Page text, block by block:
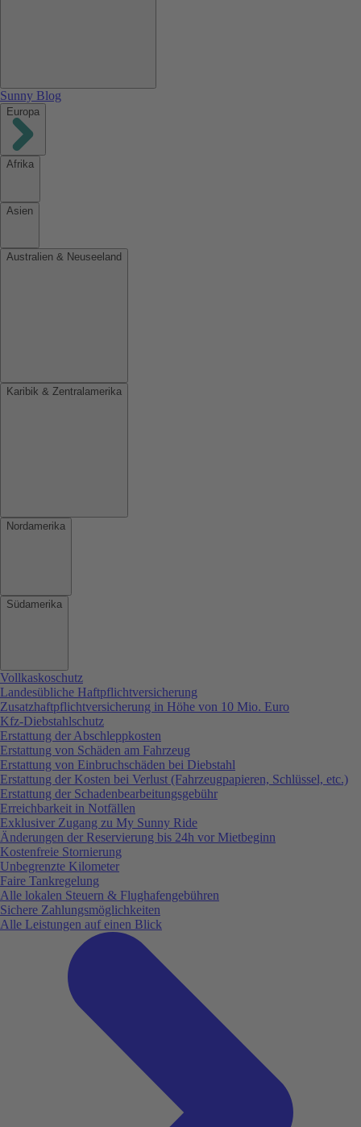
Sunny Blog
Europa
Afrika
Asien
Australien & Neuseeland
Karibik & Zentralamerika
Nordamerika
Südamerika
Vollkaskoschutz
Landesübliche Haftpflichtversicherung
Zusatzhaftpflichtversicherung in Höhe von 10 Mio. Euro
Kfz-Diebstahlschutz
Erstattung der Abschleppkosten
Erstattung von Schäden am Fahrzeug
Erstattung von Einbruchschäden bei Diebstahl
Erstattung der Kosten bei Verlust (Fahrzeugpapieren, Schlüssel, etc.)
Erstattung der Schadenbearbeitungsgebühr
Erreichbarkeit in Notfällen
Exklusiver Zugang zu My Sunny Ride
Änderungen der Reservierung bis 24h vor Mietbeginn
Kostenfreie Stornierung
Unbegrenzte Kilometer
Faire Tankregelung
Alle lokalen Steuern & Flughafengebühren
Sichere Zahlungsmöglichkeiten
Alle Leistungen auf einen Blick